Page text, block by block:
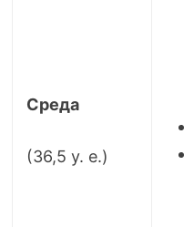
Среда
(36,5 у. е.)